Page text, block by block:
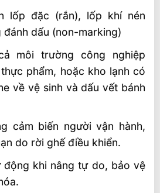
lốp đặc (rắn), lốp khí nén
dấu (non-marking)
môi trường công nghiệp
phẩm, hoặc kho lạnh có
về vệ sinh và dấu vết bánh
cảm biến người vận hành,
do rời ghế điều khiển.
động khi nâng tự do, bảo vệ